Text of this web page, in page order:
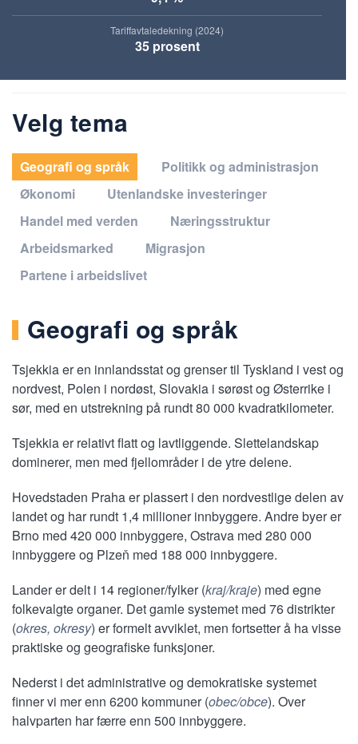
Tariffavtaledekning (2024)
35 prosent
Velg tema
Geografi og språk
Politikk og administrasjon
Økonomi
Utenlandske investeringer
Handel med verden
Næringsstruktur
Arbeidsmarked
Migrasjon
Partene i arbeidslivet
Geografi og språk
Tsjekkia er en innlandsstat og grenser til Tyskland i vest og
nordvest, Polen i nordøst, Slovakia i sørøst og Østerrike i
sør, med en utstrekning på rundt 80 000 kvadratkilometer.
Tsjekkia er relativt flatt og lavtliggende. Slettelandskap
dominerer, men med fjellområder i de ytre delene.
Hovedstaden Praha er plassert i den nordvestlige delen av
landet og har rundt 1,4 millioner innbyggere. Andre byer er
Brno med 420 000 innbyggere, Ostrava med 280 000
innbyggere og Plzeň med 188 000 innbyggere.
Lander er delt i 14 regioner/fylker (kraj/kraje) med egne
folkevalgte organer. Det gamle systemet med 76 distrikter
(okres, okresy) er formelt avviklet, men fortsetter å ha visse
praktiske og geografiske funksjoner.
Nederst i det administrative og demokratiske systemet
finner vi mer enn 6200 kommuner (obec/obce). Over
halvparten har færre enn 500 innbyggere.